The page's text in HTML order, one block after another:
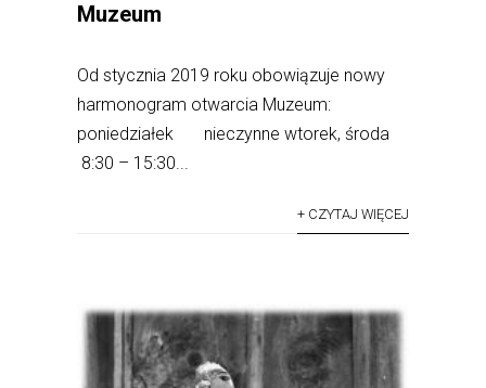
Muzeum
Od stycznia 2019 roku obowiązuje nowy
harmonogram otwarcia Muzeum:
poniedziałek nieczynne wtorek, środa
8:30 – 15:30...
+ CZYTAJ WIĘCEJ